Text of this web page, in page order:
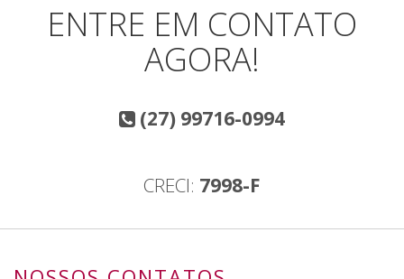
ENTRE EM CONTATO
AGORA!
(27) 99716-0994
CRECI: 7998-F